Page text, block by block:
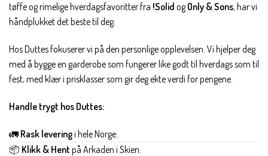
tøffe og rimelige hverdagsfavoritter fra !Solid ogOnly & Sons, har vi
håndplukket det beste til deg.
Hos Duttes fokuserer vi på den personlige opplevelsen. Vi hjelper deg
med å bygge en garderobe som fungerer like godt til hverdags som til
fest, med klær i prisklasser som gir deg ekte verdi for pengene.
Handle trygt hos Duttes:
🚛 Rask leveringi hele Norge.
📦 Klikk & Hent på Arkaden i Skien.